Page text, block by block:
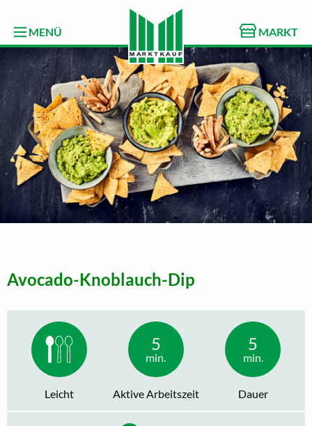
MENÜ MARKT
Avocado-Knoblauch-Dip
Leicht
5
min.
Aktive Arbeitszeit
5
min.
Dauer